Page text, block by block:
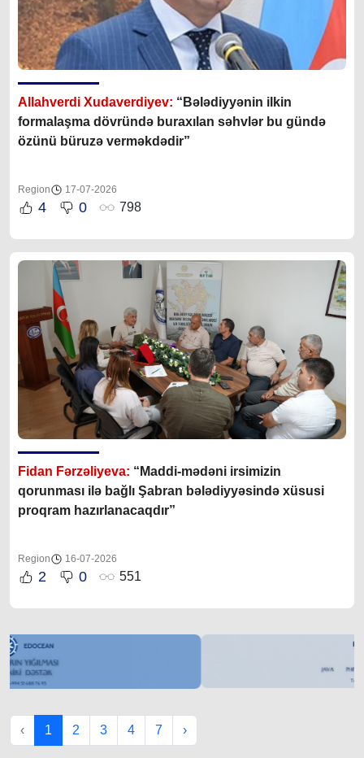
Allahverdi Xudaverdiyev: “Bələdiyyənin ilkin
formalaşma dövründə buraxılan səhvlər bu gündə
özünü büruzə verməkdədir”
Region 17-07-2026
4 0 798
Fidan Fərzəliyeva: “Maddi-mədəni irsimizin
qorunması ilə bağlı Şabran bələdiyyəsində xüsusi
proqram hazırlanacaqdır”
Region 16-07-2026
2 0 551
‹ 1 2 3 4 7 ›